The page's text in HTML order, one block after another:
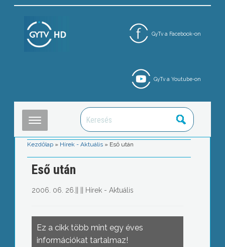
GyTv a Facebook-on
GyTv a Youtube-on
Kezdőlap » Hírek - Aktuális » Eső után
Eső után
2006. 06. 26. Hírek - Aktuális
Ez a cikk több mint egy éves
információkat tartalmaz!